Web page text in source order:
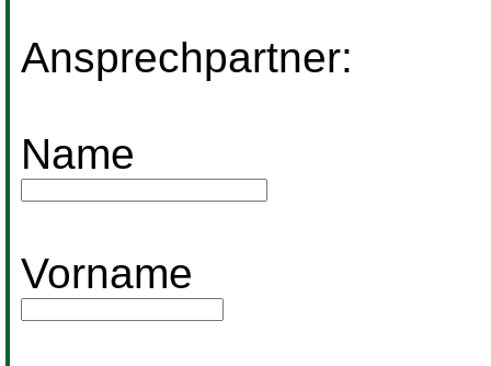
Ansprechpartner:
Name
Vorname